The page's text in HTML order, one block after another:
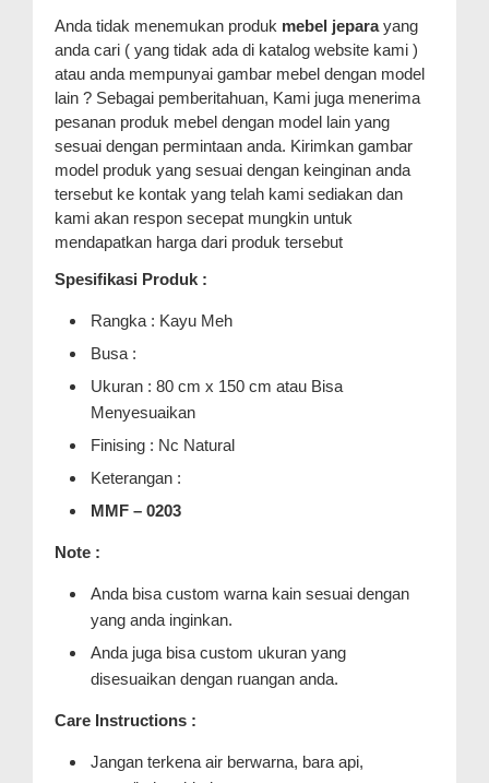
Anda tidak menemukan produk mebel jeparayang
anda cari ( yang tidak ada di katalog website kami )
atau anda mempunyai gambar mebel dengan model
lain ? Sebagai pemberitahuan, Kami juga menerima
pesanan produk mebel dengan model lain yang
sesuai dengan permintaan anda. Kirimkan gambar
model produk yang sesuai dengan keinginan anda
tersebut ke kontak yang telah kami sediakan dan
kami akan respon secepat mungkin untuk
mendapatkan harga dari produk tersebut
Spesifikasi Produk :
Rangka : Kayu Meh
Busa :
Ukuran : 80 cm x 150 cm atau Bisa
Menyesuaikan
Finising : Nc Natural
Keterangan :
MMF – 0203
Note :
Anda bisa custom warna kain sesuai dengan
yang anda inginkan.
Anda juga bisa custom ukuran yang
disesuaikan dengan ruangan anda.
Care Instructions :
Jangan terkena air berwarna, bara api,